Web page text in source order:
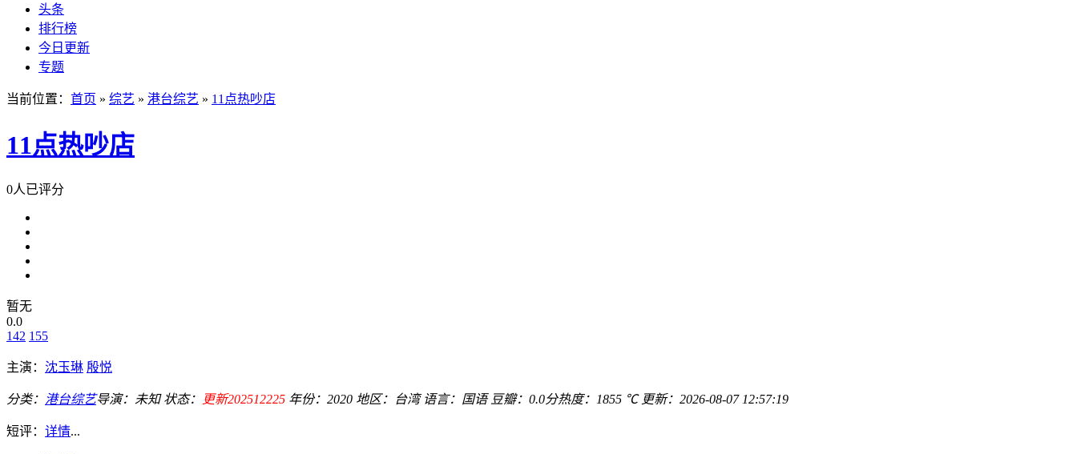
头条
排行榜
今日更新
专题
当前位置： 首页 » 综艺 » 港台综艺 » 11点热吵店
11点热吵店
0人已评分
暂无
0.0
142 155
主演： 沈玉琳 殷悦
分类： 港台综艺导演： 未知 状态： 更新202512225 年份： 2020 地区： 台湾 语言： 国语 豆瓣：0.0分热度：1855 ℃ 更新： 2026-08-07 12:57:19
短评： 详情...